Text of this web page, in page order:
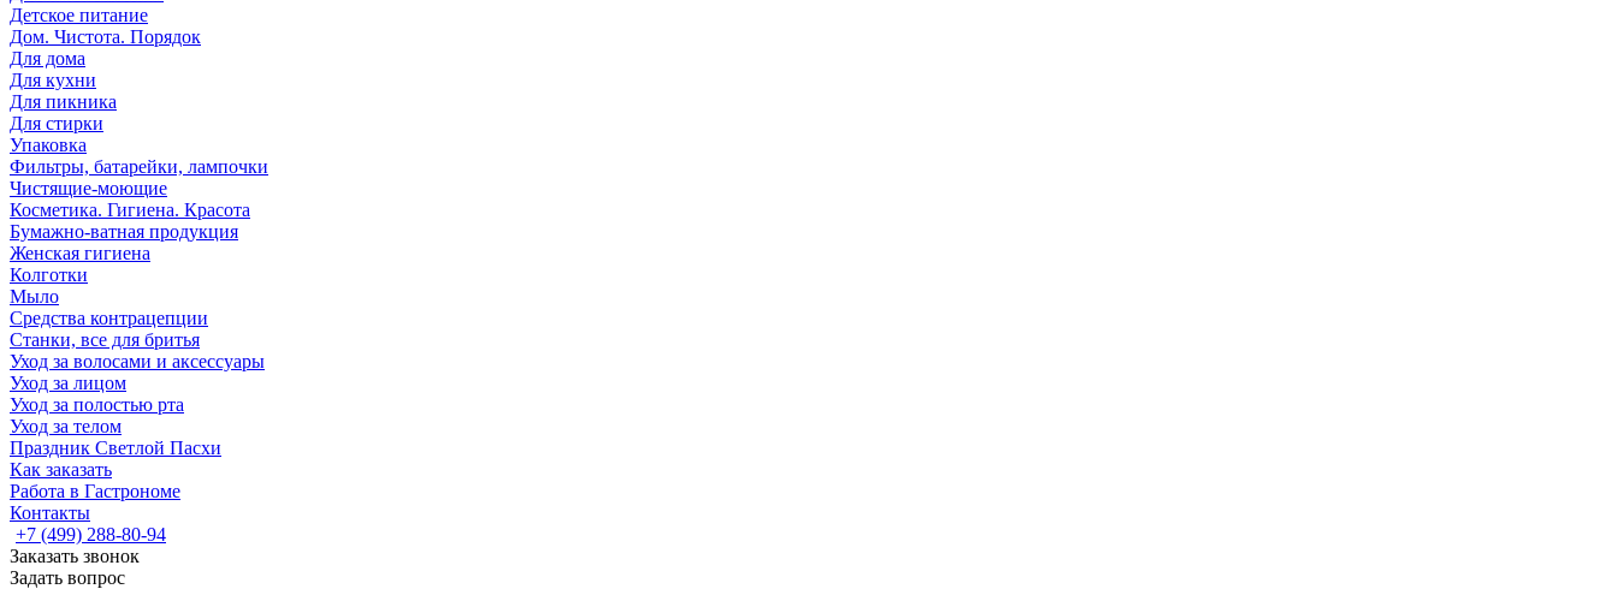
Детское питание
Дом. Чистота. Порядок
Для дома
Для кухни
Для пикника
Для стирки
Упаковка
Фильтры, батарейки, лампочки
Чистящие-моющие
Косметика. Гигиена. Красота
Бумажно-ватная продукция
Женская гигиена
Колготки
Мыло
Средства контрацепции
Станки, все для бритья
Уход за волосами и аксессуары
Уход за лицом
Уход за полостью рта
Уход за телом
Праздник Светлой Пасхи
Как заказать
Работа в Гастрономе
Контакты
+7 (499) 288-80-94
Заказать звонок
Задать вопрос